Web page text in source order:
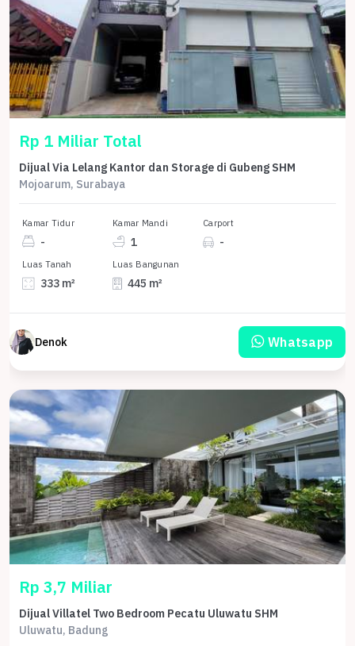
Rp 1 Miliar Total
Dijual Via Lelang Kantor dan Storage di Gubeng SHM
Mojoarum, Surabaya
Kamar Tidur
-
Kamar Mandi
1
Carport
-
Luas Tanah
333 m²
Luas Bangunan
445 m²
Denok Whatsapp
Rp 3,7 Miliar
Dijual Villatel Two Bedroom Pecatu Uluwatu SHM
Uluwatu, Badung